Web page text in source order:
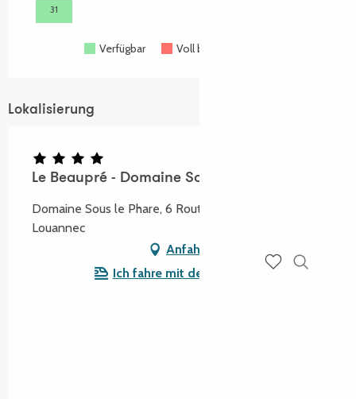
31
Verfügbar Voll belegt
Lokalisierung
Le Beaupré - Domaine Sous le phare
Domaine Sous le Phare, 6 Route de Kerjean, 22700
Louannec
Anfahrt
Ich fahre mit dem Zug hin!